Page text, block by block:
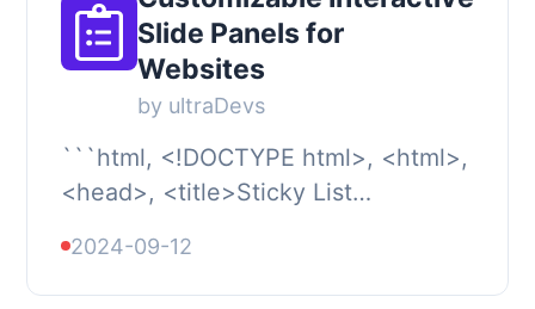
Slide Panels for
Websites
by ultraDevs
```html, <!DOCTYPE html>, <html>,
<head>, <title>Sticky List
<body>...
2024-09-12